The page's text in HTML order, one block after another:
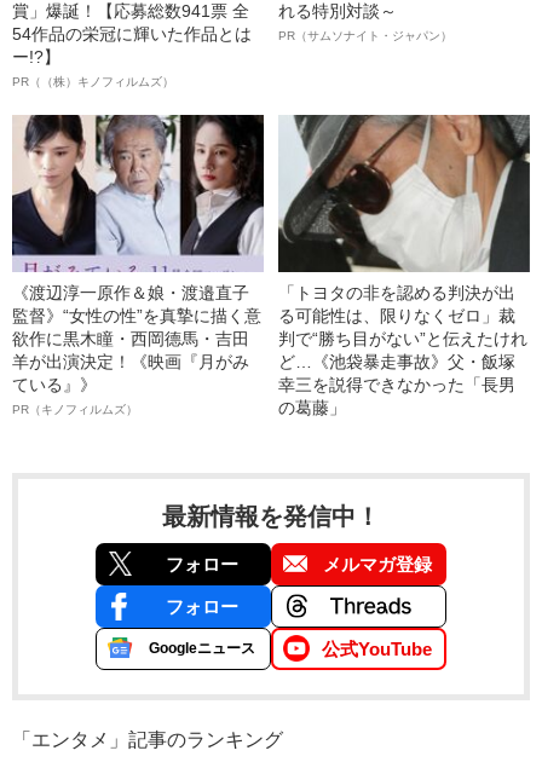
賞」爆誕！【応募総数941票 全
54作品の栄冠に輝いた作品とは
ー!?】
PR（（株）キノフィルムズ）
れる特別対談～
PR（サムソナイト・ジャパン）
《渡辺淳一原作＆娘・渡邉直子
監督》“女性の性”を真摯に描く意
欲作に黒木瞳・西岡德馬・吉田
羊が出演決定！《映画『月がみ
ている』》
PR（キノフィルムズ）
「トヨタの非を認める判決が出
る可能性は、限りなくゼロ」裁
判で“勝ち目がない”と伝えたけれ
ど…《池袋暴走事故》父・飯塚
幸三を説得できなかった「長男
の葛藤」
最新情報を発信中！
フォロー メルマガ登録
フォロー
Googleニュース 公式YouTube
「エンタメ」記事のランキング